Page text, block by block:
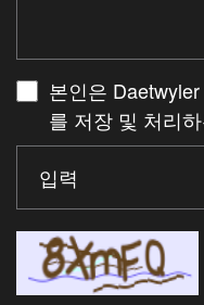
본인은
를 저장 및 처리